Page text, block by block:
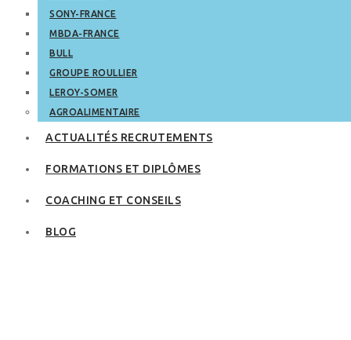
SONY-FRANCE
MBDA-FRANCE
BULL
GROUPE ROULLIER
LEROY-SOMER
AGROALIMENTAIRE
ACTUALITÉS RECRUTEMENTS
FORMATIONS ET DIPLÔMES
COACHING ET CONSEILS
BLOG